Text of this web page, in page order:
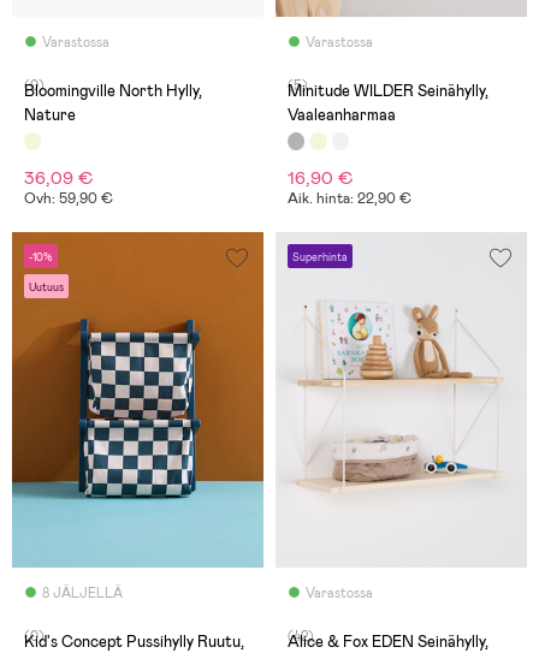
Varastossa
(0)
Bloomingville North Hylly,
Nature
36,09 €
Ovh: 59,90 €
Varastossa
(5)
Minitude WILDER Seinähylly,
Vaaleanharmaa
16,90 €
Aik. hinta: 22,90 €
-10%
Uutuus
8 JÄLJELLÄ
(0)
Kid's Concept Pussihylly Ruutu,
Superhinta
Varastossa
(42)
Alice & Fox EDEN Seinähylly,